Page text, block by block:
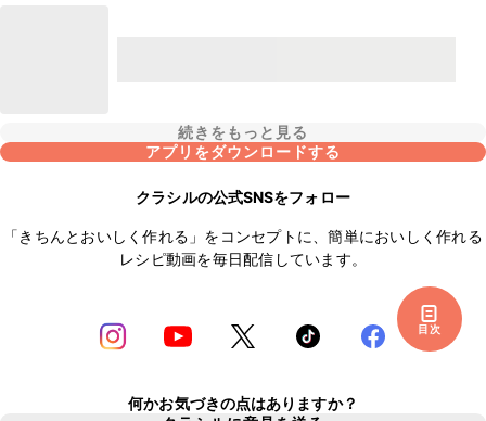
目次
続きをもっと見る
アプリをダウンロードする
クラシルの公式SNSをフォロー
「きちんとおいしく作れる」をコンセプトに、簡単においしく作れる
レシピ動画を毎日配信しています。
何かお気づきの点はありますか？